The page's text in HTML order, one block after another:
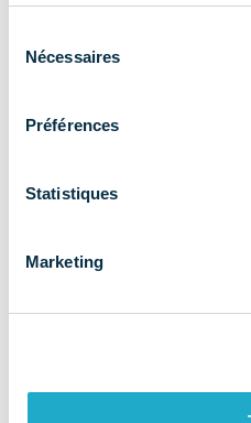
Nécessaires
Préférences
Statistiques
Marketing
entreprises
les